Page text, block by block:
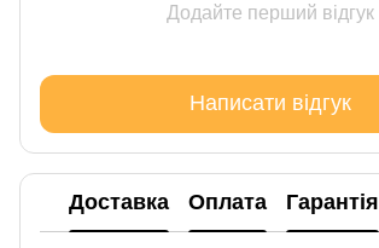
Додайте перший відгук
Написати відгук
Доставка Оплата Гарантія